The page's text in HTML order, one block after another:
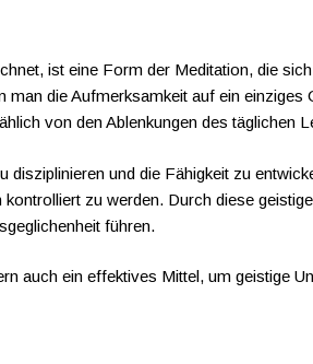
ist eine Form der Meditation, die
die Aufmerksamkeit auf ein
von den Ablenkungen des täglichen
und die Fähigkeit zu
zu werden. Durch diese
führen.
auch ein effektives Mittel, um geistige